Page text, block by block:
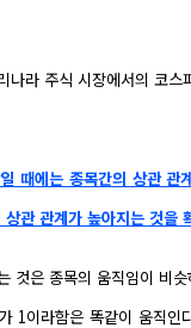
나라 주식 시장에서의 코스
때에는 종목간의 상관 관
상관관계가 높아지는 것을
것은 종목의 움직임이 비
1이라함은 똑같이 움직인